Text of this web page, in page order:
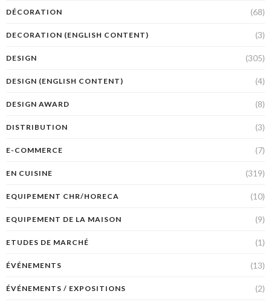
DÉCORATION (68)
DECORATION (ENGLISH CONTENT) (3)
DESIGN (305)
DESIGN (ENGLISH CONTENT) (4)
DESIGN AWARD (8)
DISTRIBUTION (3)
E-COMMERCE (7)
EN CUISINE (319)
EQUIPEMENT CHR/HORECA (10)
EQUIPEMENT DE LA MAISON (9)
ETUDES DE MARCHÉ (1)
ÉVÉNEMENTS (13)
ÉVÉNEMENTS / EXPOSITIONS (2)